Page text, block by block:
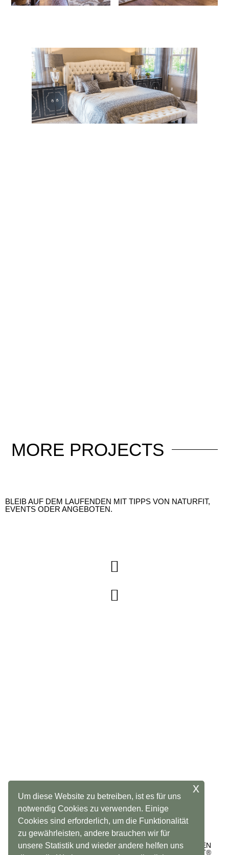
MORE PROJECTS
BLEIB AUF DEM LAUFENDEN MIT TIPPS VON NATURFIT,
EVENTS ODER ANGEBOTEN.
KONTAKT NATURFIT®
FÜR UNTERNEHMEN
MEHR VON NATURFIT®
Um diese Website zu betreiben, ist es für uns
notwendig Cookies zu verwenden. Einige
Cookies sind erforderlich, um die Funktionalität
zu gewährleisten, andere brauchen wir für
unsere Statistik und wieder andere helfen uns
x